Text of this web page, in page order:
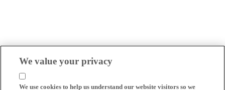
We value your privacy
We use cookies to help us understand our website visitors so we